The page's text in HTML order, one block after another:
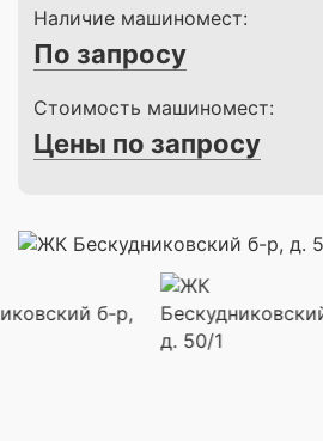
Наличие машиномест:
По запросу
Стоимость машиномест:
Цены по запросу